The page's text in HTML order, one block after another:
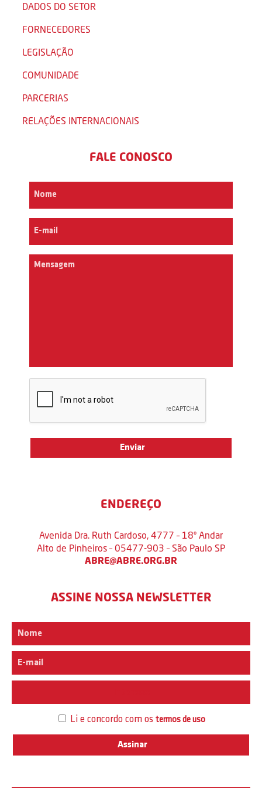
DADOS DO SETOR
FORNECEDORES
LEGISLAÇÃO
COMUNIDADE
PARCERIAS
RELAÇÕES INTERNACIONAIS
FALE CONOSCO
ENDEREÇO
Avenida Dra. Ruth Cardoso, 4777 – 18º Andar
Alto de Pinheiros – 05477-903 – São Paulo SP
ABRE@ABRE.ORG.BR
ASSINE NOSSA NEWSLETTER
Li e concordo com os termos de uso